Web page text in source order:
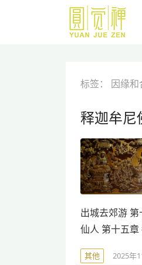
标签： 因缘和
释迦牟尼
出城去郊游
仙人 第十五
其他 2025年